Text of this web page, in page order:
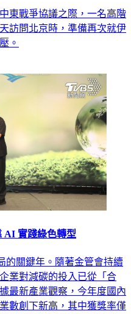
東戰爭協議之際，一名高階
訪問北京時，準備再次就伊
。
AI 實踐綠色轉型
的關鍵年。隨著金管會持續
業對減碳的投入已從「合
最新產業觀察，今年度國內
數創下新高，其中獲獎率僅